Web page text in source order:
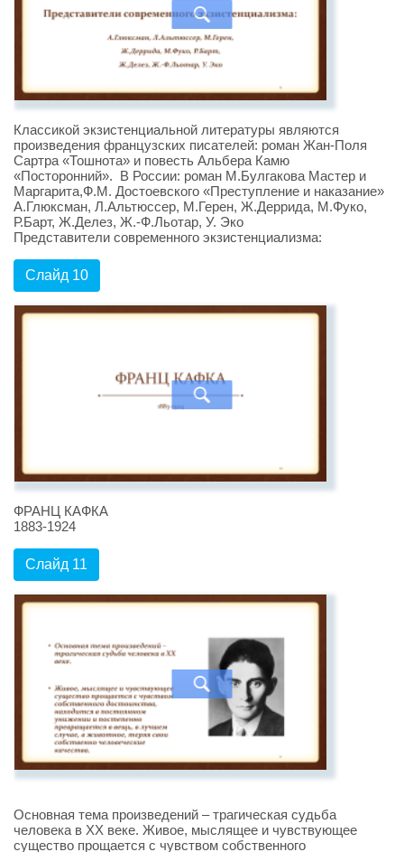
Классикой экзистенциальной литературы являются
произведения французских писателей: роман Жан-Поля
Сартра «Тошнота» и повесть Альбера Камю
«Посторонний». В России: роман М.Булгакова Мастер и
Маргарита,Ф.М. Достоевского «Преступление и наказание»
А.Глюксман, Л.Альтюссер, М.Герен, Ж.Деррида, М.Фуко,
Р.Барт, Ж.Делез, Ж.-Ф.Льотар, У. Эко
Представители современного экзистенциализма:
Слайд 10
ФРАНЦ КАФКА
1883-1924
Слайд 11
Основная тема произведений – трагическая судьба
человека в XX веке. Живое, мыслящее и чувствующее
существо прощается с чувством собственного